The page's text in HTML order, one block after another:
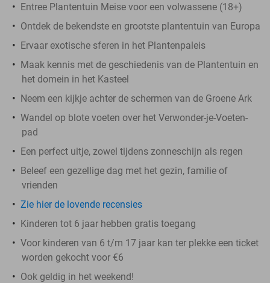
Entree Plantentuin Meise voor een volwassene (18+)
Ontdek de bekendste en grootste plantentuin van Europa
Ervaar exotische sferen in het Plantenpaleis
Maak kennis met de geschiedenis van de Plantentuin en
het domein in het Kasteel
Neem een kijkje achter de schermen van de Groene Ark
Wandel op blote voeten over het Verwonder-je-Voeten-
pad
Een perfect uitje, zowel tijdens zonneschijn als regen
Beleef een gezellige dag met het gezin, familie of
vrienden
Zie hier de lovende recensies
Kinderen tot 6 jaar hebben gratis toegang
Voor kinderen van 6 t/m 17 jaar kan ter plekke een ticket
worden gekocht voor €6
Ook geldig in het weekend!